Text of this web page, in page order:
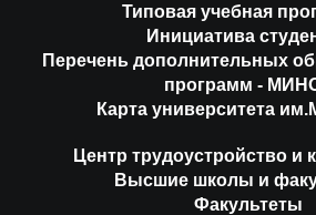
Типовая учебная
Инициатива
Перечень дополнительных
программ -
Карта университета
Центр трудоустройство и
Высшие школы и
Факультеты